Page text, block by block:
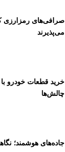
صرافی‌های رمزارزی
می‌پذیرند
خرید قطعات خودرو با
چالش‌ها
جاده‌های هوشمند؛